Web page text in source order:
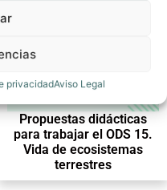
privacidadAviso Legal
Propuestas didácticas
para trabajar el ODS 15.
Vida de ecosistemas
terrestres